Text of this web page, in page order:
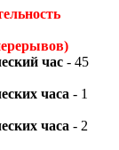
час - 45
часа - 1
часа - 2